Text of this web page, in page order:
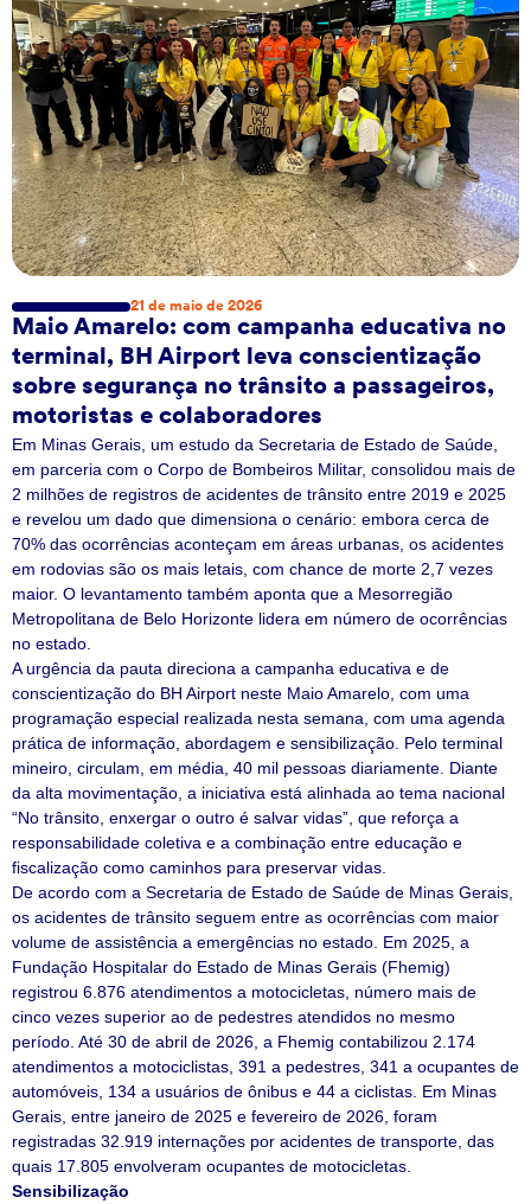
21 de maio de 2026
Maio Amarelo: com campanha educativa no
terminal, BH Airport leva conscientização
sobre segurança no trânsito a passageiros,
motoristas e colaboradores
Em Minas Gerais, um estudo da Secretaria de Estado de Saúde,
em parceria com o Corpo de Bombeiros Militar, consolidou mais de
2 milhões de registros de acidentes de trânsito entre 2019 e 2025
e revelou um dado que dimensiona o cenário: embora cerca de
70% das ocorrências aconteçam em áreas urbanas, os acidentes
em rodovias são os mais letais, com chance de morte 2,7 vezes
maior. O levantamento também aponta que a Mesorregião
Metropolitana de Belo Horizonte lidera em número de ocorrências
no estado.
A urgência da pauta direciona a campanha educativa e de
conscientização do BH Airport neste Maio Amarelo, com uma
programação especial realizada nesta semana, com uma agenda
prática de informação, abordagem e sensibilização. Pelo terminal
mineiro, circulam, em média, 40 mil pessoas diariamente. Diante
da alta movimentação, a iniciativa está alinhada ao tema nacional
“No trânsito, enxergar o outro é salvar vidas”, que reforça a
responsabilidade coletiva e a combinação entre educação e
fiscalização como caminhos para preservar vidas.
De acordo com a Secretaria de Estado de Saúde de Minas Gerais,
os acidentes de trânsito seguem entre as ocorrências com maior
volume de assistência a emergências no estado. Em 2025, a
Fundação Hospitalar do Estado de Minas Gerais (Fhemig)
registrou 6.876 atendimentos a motocicletas, número mais de
cinco vezes superior ao de pedestres atendidos no mesmo
período. Até 30 de abril de 2026, a Fhemig contabilizou 2.174
atendimentos a motociclistas, 391 a pedestres, 341 a ocupantes de
automóveis, 134 a usuários de ônibus e 44 a ciclistas. Em Minas
Gerais, entre janeiro de 2025 e fevereiro de 2026, foram
registradas 32.919 internações por acidentes de transporte, das
quais 17.805 envolveram ocupantes de motocicletas.
Sensibilização